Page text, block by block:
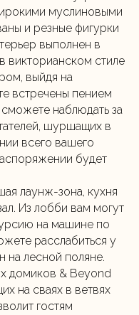
муслиновыми
и резные фигурки
выполнен в
викторианском стиле
выйдя на
встречены пением
наблюдать за
шуршащих в
всего вашего
будет
лаунж-зона, кухня
Из лобби вам могут
на машине по
расслабиться у
на лесной поляне.
домиков & Beyond
на сваях в ветвях
гостям